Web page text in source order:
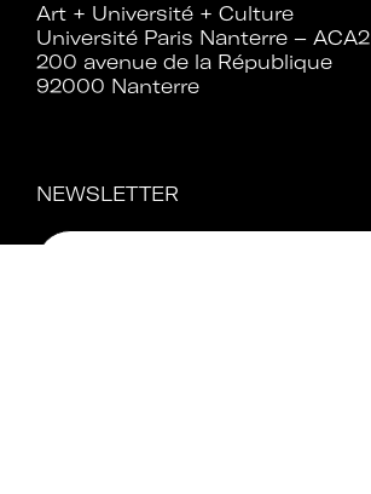
Art + Université + Culture
Université Paris Nanterre – ACA2
200 avenue de la République
92000 Nanterre
NEWSLETTER